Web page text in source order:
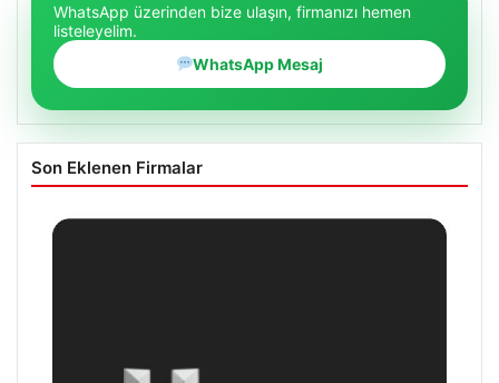
WhatsApp üzerinden bize ulaşın, firmanızı hemen
listeleyelim.
WhatsApp Mesaj
Son Eklenen Firmalar